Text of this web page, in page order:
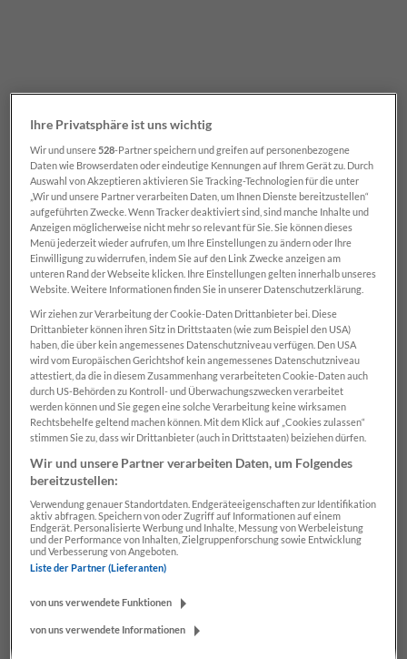
GENERIEREN SIE EFFEKTIV
LEADS ÜBER FACEBOOK UND
INSTAGRAM!
M
it unserem Social Media Lead Ad
die Marken der „Salzburger Nachrichten” und
SALZBURG24 punktgenau die von Ihnen
gewünschten Zielgruppen. In einer Kombination
aus klassischerSocial Media Werbeanzeigeund
einem nachfolgendenFormularmit
themenspezifischen Fragen werdenLeads(Name,
E-Mail Adresse, Telefonnummer) gesammelt.
Interesse an Ads ohne Leads? Hier gehts lang zu
denSocial Media Ads.
Ihre Privatsphäre ist uns wichtig
Wir und unsere528-Partner speichern und greifen auf personenbezogene
Daten wie Browserdaten oder eindeutige Kennungen auf Ihrem Gerät zu. Durch
Auswahl von Akzeptieren aktivieren Sie Tracking-Technologien für die unter
„Wir und unsere Partner verarbeiten Daten, um Ihnen Dienste bereitzustellen“
aufgeführten Zwecke. Wenn Tracker deaktiviert sind, sind manche Inhalte und
Anzeigen möglicherweise nicht mehr so relevant für Sie. Sie können dieses
Menü jederzeit wieder aufrufen, um Ihre Einstellungen zu ändern oder Ihre
Einwilligung zu widerrufen, indem Sie auf den Link Zwecke anzeigen am
unteren Rand der Webseite klicken. Ihre Einstellungen gelten innerhalb unseres
Website. Weitere Informationen finden Sie in unserer Datenschutzerklärung.
Wir ziehen zur Verarbeitung der Cookie-Daten Drittanbieter bei. Diese
Drittanbieter können ihren Sitz in Drittstaaten (wie zum Beispiel den USA)
haben, die über kein angemessenes Datenschutzniveau verfügen. Den USA
wird vom Europäischen Gerichtshof kein angemessenes Datenschutzniveau
attestiert, da die in diesem Zusammenhang verarbeiteten Cookie-Daten auch
durch US-Behörden zu Kontroll- und Überwachungszwecken verarbeitet
werden können und Sie gegen eine solche Verarbeitung keine wirksamen
Rechtsbehelfe geltend machen können. Mit dem Klick auf „Cookies zulassen“
stimmen Sie zu, dass wir Drittanbieter (auch in Drittstaaten) beiziehen dürfen.
Wir und unsere Partner verarbeiten Daten, um Folgendes
bereitzustellen:
Verwendung genauer Standortdaten. Endgeräteeigenschaften zur Identifikation
aktiv abfragen. Speichern von oder Zugriff auf Informationen auf einem
Endgerät. Personalisierte Werbung und Inhalte, Messung von Werbeleistung
und der Performance von Inhalten, Zielgruppenforschung sowie Entwicklung
und Verbesserung von Angeboten.
Liste der Partner (Lieferanten)
von uns verwendete Funktionen
von uns verwendete Informationen